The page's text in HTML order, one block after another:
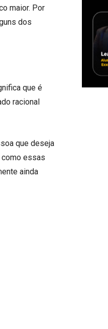
maior. Por
dos
que é
racional
que deseja
como essas
ainda